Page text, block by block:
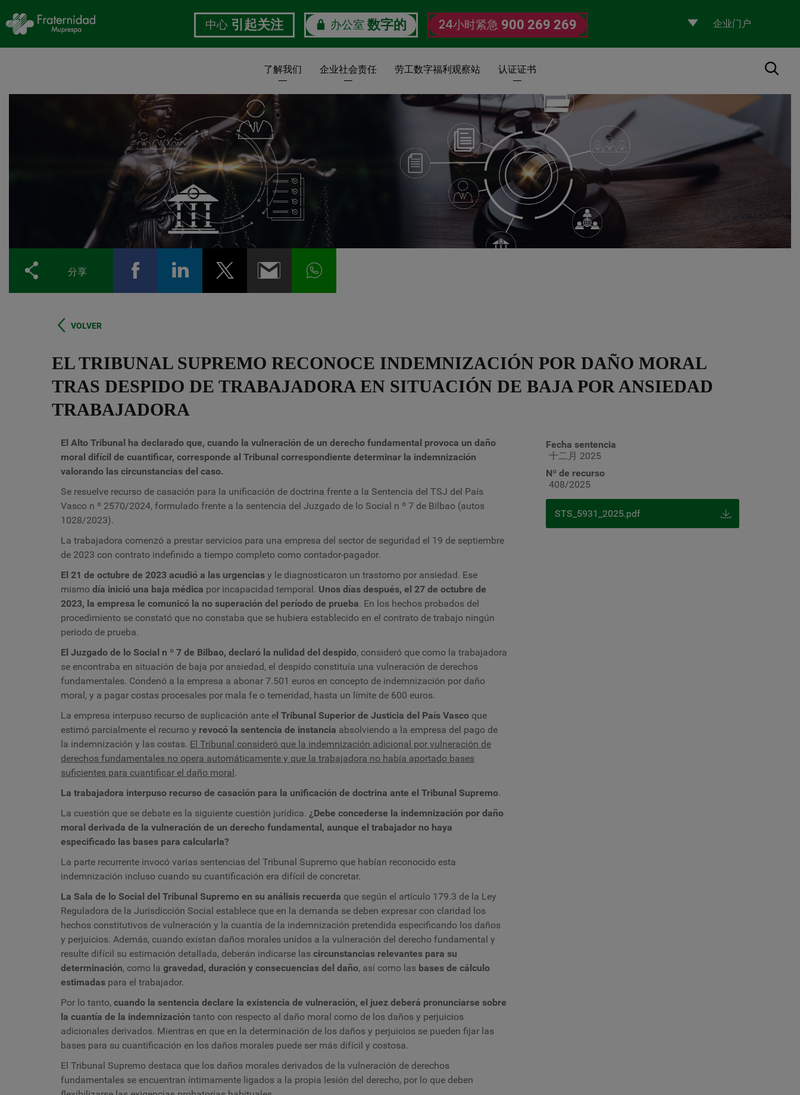
中心 引起关注 办公室 数字的 24小时紧急 900 269 269
Selecciona
un
了解我们 企业社会责任 劳工数字福利观察站 认证证书 搜索
分享
VOLVER
EL TRIBUNAL SUPREMO RECONOCE INDEMNIZACIÓN POR DAÑO MORAL
TRAS DESPIDO DE TRABAJADORA EN SITUACIÓN DE BAJA POR ANSIEDAD
TRABAJADORA
El Alto Tribunal ha declarado que, cuando la vulneración de un derecho fundamental provoca un daño
moral difícil de cuantificar, corresponde al Tribunal correspondiente determinar la indemnización
valorando las circunstancias del caso.
Se resuelve recurso de casación para la unificación de doctrina frente a la Sentencia del TSJ del País
Vasco n º 2570/2024, formulado frente a la sentencia del Juzgado de lo Social n º 7 de Bilbao (autos
1028/2023).
La trabajadora comenzó a prestar servicios para una empresa del sector de seguridad el 19 de septiembre
de 2023 con contrato indefinido a tiempo completo como contador-pagador.
El 21 de octubre de 2023 acudió a las urgencias y le diagnosticaron un trastorno por ansiedad. Ese
mismo día inició una baja médica por incapacidad temporal. Unos días después, el 27 de octubre de
2023, la empresa le comunicó la no superación del período de prueba. En los hechos probados del
procedimiento se constató que no constaba que se hubiera establecido en el contrato de trabajo ningún
período de prueba.
El Juzgado de lo Social n º 7 de Bilbao, declaró la nulidad del despido, consideró que como la trabajadora
se encontraba en situación de baja por ansiedad, el despido constituía una vulneración de derechos
fundamentales. Condenó a la empresa a abonar 7.501 euros en concepto de indemnización por daño
moral, y a pagar costas procesales por mala fe o temeridad, hasta un límite de 600 euros.
La empresa interpuso recurso de suplicación ante el Tribunal Superior de Justicia del País Vasco que
estimó parcialmente el recurso y revocó la sentencia de instancia absolviendo a la empresa del pago de
la indemnización y las costas. El Tribunal consideró que la indemnización adicional por vulneración de
derechos fundamentales no opera automáticamente y que la trabajadora no había aportado bases
suficientes para cuantificar el daño moral.
La trabajadora interpuso recurso de casación para la unificación de doctrina ante el Tribunal Supremo.
La cuestión que se debate es la siguiente cuestión jurídica. ¿Debe concederse la indemnización por daño
moral derivada de la vulneración de un derecho fundamental, aunque el trabajador no haya
especificado las bases para calcularla?
La parte recurrente invocó varias sentencias del Tribunal Supremo que habían reconocido esta
indemnización incluso cuando su cuantificación era difícil de concretar.
La Sala de lo Social del Tribunal Supremo en su análisis recuerda que según el artículo 179.3 de la Ley
Reguladora de la Jurisdicción Social establece que en la demanda se deben expresar con claridad los
hechos constitutivos de vulneración y la cuantía de la indemnización pretendida especificando los daños
y perjuicios. Además, cuando existan daños morales unidos a la vulneración del derecho fundamental y
resulte difícil su estimación detallada, deberán indicarse las circunstancias relevantes para su
determinación, como la gravedad, duración y consecuencias del daño, así como las bases de cálculo
estimadas para el trabajador.
Por lo tanto, cuando la sentencia declare la existencia de vulneración, el juez deberá pronunciarse sobre
la cuantía de la indemnización tanto con respecto al daño moral como de los daños y perjuicios
adicionales derivados. Mientras en que en la determinación de los daños y perjuicios se pueden fijar las
bases para su cuantificación en los daños morales puede ser más difícil y costosa.
El Tribunal Supremo destaca que los daños morales derivados de la vulneración de derechos
fundamentales se encuentran íntimamente ligados a la propia lesión del derecho, por lo que deben
Fecha sentencia
十二月 2025
Nº de recurso
408/2025
STS_5931_2025.pdf